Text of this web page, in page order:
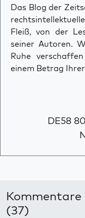
Das Blog der
Fleiß, von der
seiner Autoren.
Ruhe
einem Betrag
DE58
Kommentare
(37)